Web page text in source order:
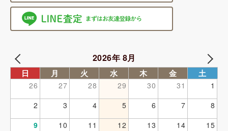
2026年 8月
日 月 火 水 木 金 土
26 27 28 29 30 31
1
2
3 4 5 6 7
8
9
10 11 12 13 14
15